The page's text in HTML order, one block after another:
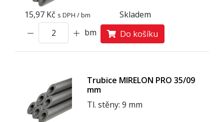
15,97 Kč s DPH / bm
Skladem
bm
Do košíku
Trubice MIRELON PRO 35/09
mm
Tl. stěny: 9 mm